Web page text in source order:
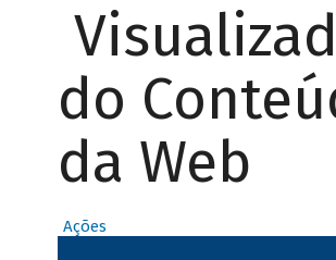
do
da Web
Ações